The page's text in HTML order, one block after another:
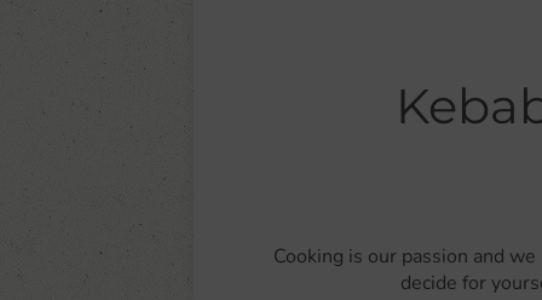
Cooking is our passion and
decide for